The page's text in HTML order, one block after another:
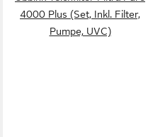
4000 Plus (Set, Inkl. Filter,
Pumpe, UVC)